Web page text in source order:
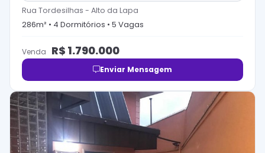
Rua Tordesilhas - Alto da Lapa
286m² • 4 Dormitórios • 5 Vagas
Venda R$ 1.790.000
Enviar Mensagem